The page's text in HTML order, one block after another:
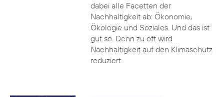
dabei alle Facetten der
Nachhaltigkeit ab: Ökonomie,
Ökologie und Soziales. Und das ist
gut so. Denn zu oft wird
Nachhaltigkeit auf den Klimaschutz
reduziert.